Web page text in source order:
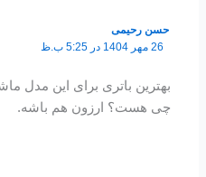
حسن رحیمی
26 مهر 1404 در 5:25 ب.ظ
بهترین باتری برای این مدل
چی هست؟ ارزون هم باشه.